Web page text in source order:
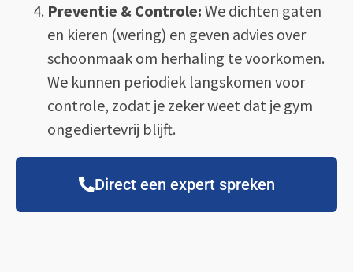
Preventie & Controle: We dichten gaten
en kieren (wering) en geven advies over
schoonmaak om herhaling te voorkomen.
We kunnen periodiek langskomen voor
controle, zodat je zeker weet dat je gym
ongediertevrij blijft.
Direct een expert spreken